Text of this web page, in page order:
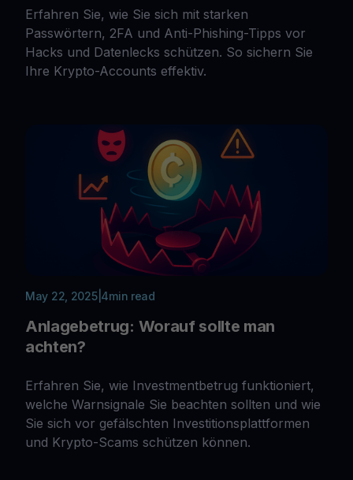
Erfahren Sie, wie Sie sich mit starken
Passwörtern, 2FA und Anti-Phishing-Tipps vor
Hacks und Datenlecks schützen. So sichern Sie
Ihre Krypto-Accounts effektiv.
May 22, 2025| 4min read
Anlagebetrug: Worauf sollte man
achten?
Erfahren Sie, wie Investmentbetrug funktioniert,
welche Warnsignale Sie beachten sollten und wie
Sie sich vor gefälschten Investitionsplattformen
und Krypto-Scams schützen können.